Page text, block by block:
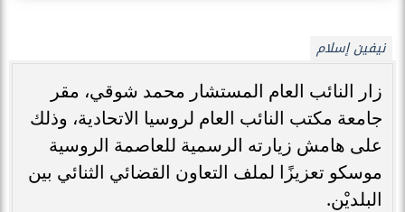
نيفين إسلام
زار النائب العام المستشار محمد شوقي، مقر
جامعة مكتب النائب العام لروسيا الاتحادية، وذلك
على هامش زيارته الرسمية للعاصمة الروسية
موسكو تعزيزًا لملف التعاون القضائي الثنائي بين
البلديْن.